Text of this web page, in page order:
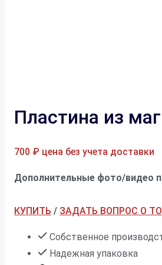
Пластина из
700 ₽ цена без учета доставки
Дополнительные фото/видео
КУПИТЬ / ЗАДАТЬ ВОПРОС О
Собственное
Надежная упаковка